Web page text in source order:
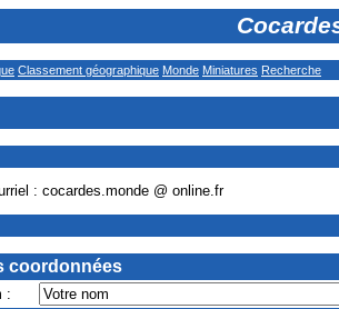
Classement géographique Monde Miniatures Recherche
: cocardes.monde @ online.fr
coordonnées
: